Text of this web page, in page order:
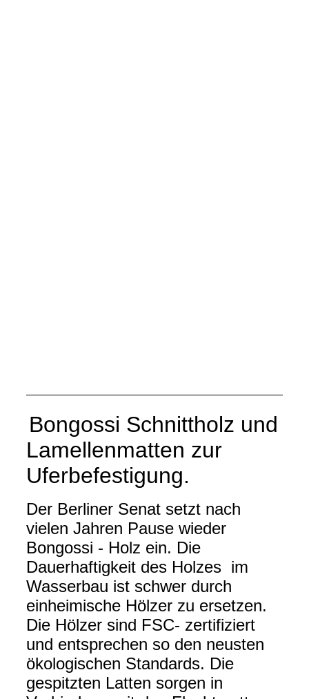
Bongossi Schnittholz und
Lamellenmatten zur
Uferbefestigung.
Der Berliner Senat setzt nach
vielen Jahren Pause wieder
Bongossi - Holz ein. Die
Dauerhaftigkeit des Holzes im
Wasserbau ist schwer durch
einheimische Hölzer zu ersetzen.
Die Hölzer sind FSC- zertifiziert
und entsprechen so den neusten
ökologischen Standards. Die
gespitzten Latten sorgen in